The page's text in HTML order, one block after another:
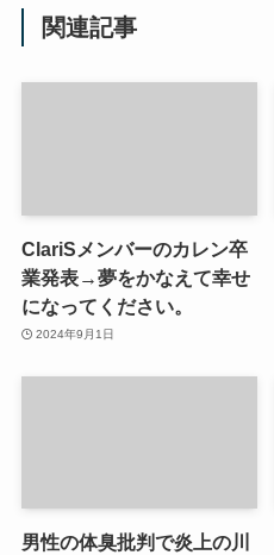
関連記事
ClariSメンバーのカレン卒
業発表→夢をかなえて幸せ
になってください。
2024年9月1日
男性の体臭批判で炎上の川